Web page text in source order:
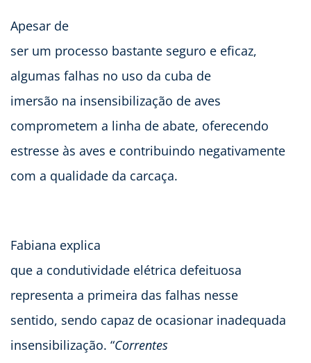
Apesar de
ser um processo bastante seguro e eficaz,
algumas falhas no uso da cuba de
imersão na insensibilização de aves
comprometem a linha de abate, oferecendo
estresse às aves e contribuindo negativamente
com a qualidade da carcaça.
Fabiana explica
que a condutividade elétrica defeituosa
representa a primeira das falhas nesse
sentido, sendo capaz de ocasionar inadequada
insensibilização. “Correntes